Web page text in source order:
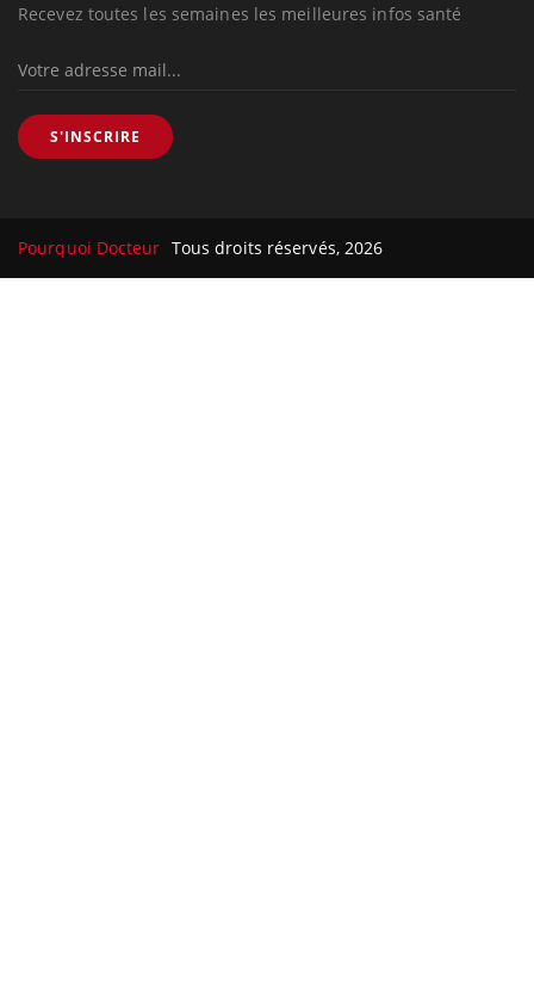
Recevez toutes les semaines les meilleures infos santé
S'INSCRIRE
Pourquoi Docteur Tous droits réservés, 2026